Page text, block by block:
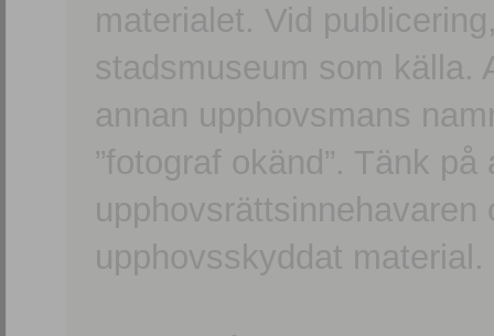
materialet. Vid
stadsmuseum som källa.
annan upphovsmans
”fotograf okänd”. Tänk
upphovsskyddat material.